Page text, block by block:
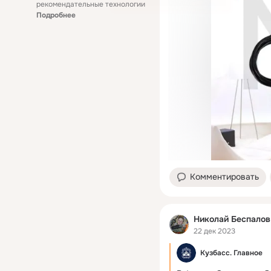
рекомендательные технологии
Подробнее
Комментировать
Николай Беспалов
22 дек 2023
Кузбасс. Главное